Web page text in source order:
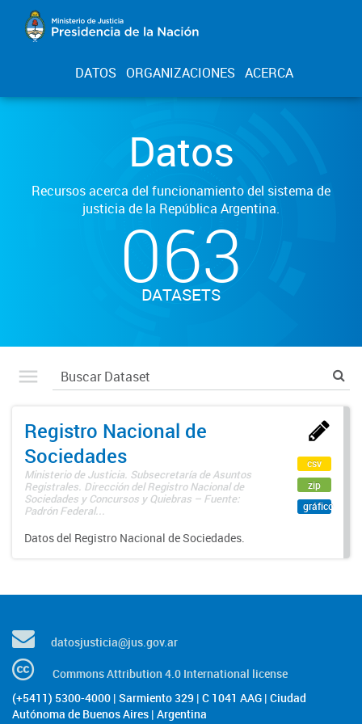
DATOS ORGANIZACIONES ACERCA
Datos
Recursos acerca del funcionamiento del sistema de
justicia de la República Argentina.
063
DATASETS
Registro Nacional de
Sociedades
Ministerio de Justicia. Subsecretaría de Asuntos
Registrales. Dirección del Registro Nacional de
Sociedades y Concursos y Quiebras – Fuente:
Padrón Federal...
Datos del Registro Nacional de Sociedades.
csv
zip
gráfico
datosjusticia@jus.gov.ar
Commons Attribution 4.0 International license
(+5411) 5300-4000 | Sarmiento 329 | C 1041 AAG | Ciudad
Autónoma de Buenos Aires | Argentina